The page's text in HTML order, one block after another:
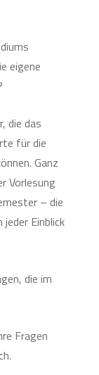
eigene
die das
für die
Ganz
Vorlesung
– die
Einblick
die im
Fragen